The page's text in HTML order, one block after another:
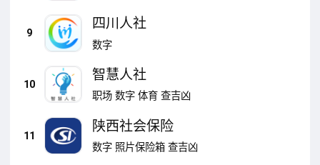
9
四川人社
数字
10
智慧人社
职场 数字 体育 查吉凶
11
陕西社会保险
数字 照片保险箱 查吉凶